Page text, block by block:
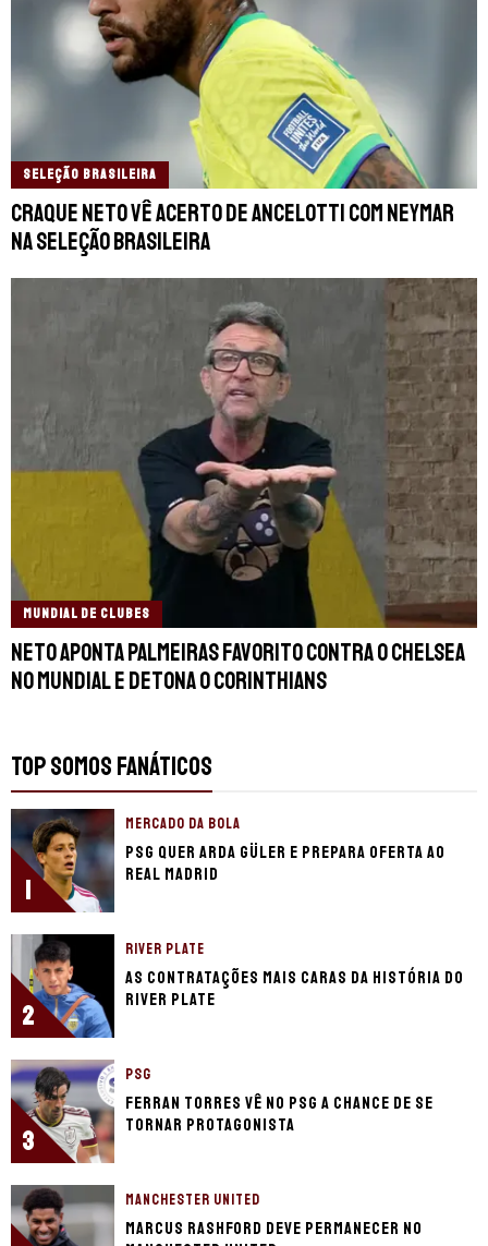
SELEÇÃO BRASILEIRA
Craque Neto vê acerto de Ancelotti com Neymar
na Seleção Brasileira
MUNDIAL DE CLUBES
Neto aponta Palmeiras favorito contra o Chelsea
no Mundial e detona o Corinthians
TOP SOMOS FANÁTICOS
1
MERCADO DA BOLA
PSG quer Arda Güler e prepara oferta ao
Real Madrid
2
RIVER PLATE
As contratações mais caras da história do
River Plate
3
PSG
Ferran Torres vê no PSG a chance de se
tornar protagonista
MANCHESTER UNITED
Marcus Rashford deve permanecer no